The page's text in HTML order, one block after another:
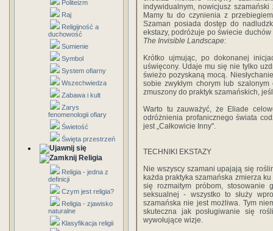
Politeizm
Raj
Religijność a
duchowość
Sumienie
Symbol
System ofiarny
Wszechwiedza
Zabawa i kult
Zarys
fenomenologii ofiary
Świetość
Święta przestrzeń
Religia
Religia - jedna z
definicji
Czym jest religia?
Religia - zjawisko
naturalne
Klasyfikacja religii
indywidualnym, nowicjusz
Mamy tu do czynienia z
Szaman posiada dostęp do
ekstazy, podróżuje po świecie
The Invisible Landscape:
Krótko ujmując, po dokonanej
uświęcony. Udaje mu się nie tylko
świeżo pozyskaną mocą.
sobie zwykłym chorym lub
zmuszony do praktyk szamańskich,
Warto tu zauważyć, że Eliade
odróżnienia profanicznego świata
jest „Całkowicie Inny".
TECHNIKI EKSTAZY
Nie wszyscy szamani upajają się
każda praktyka szamańska zmierza
się rozmaitym próbom, stosowanie
seksualnej - wszystko to służy
szamańska nie jest możliwa. Tym
skuteczna jak posługiwanie się
wywołujące wizje.